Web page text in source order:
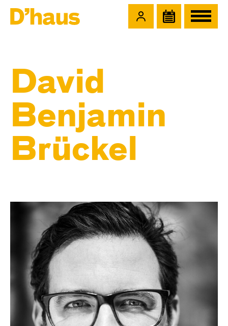
David
Benjamin
Brückel